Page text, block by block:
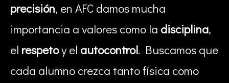
precisión, en AFC damos mucha
importancia a valores como la disciplina,
el respetoy el autocontrol. Buscamos que
cada alumno crezca tanto física como